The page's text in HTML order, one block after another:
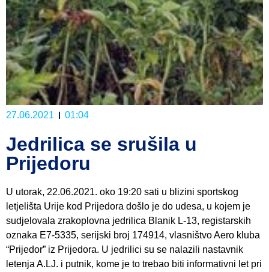
27.06.2021 01:04
Jedrilica se srušila u
Prijedoru
U utorak, 22.06.2021. oko 19:20 sati u blizini sportskog
letjelišta Urije kod Prijedora došlo je do udesa, u kojem je
sudjelovala zrakoplovna jedrilica Blanik L-13, registarskih
oznaka E7-5335, serijski broj 174914, vlasništvo Aero kluba
“Prijedor” iz Prijedora. U jedrilici su se nalazili nastavnik
letenja A.LJ. i putnik, kome je to trebao biti informativni let pri